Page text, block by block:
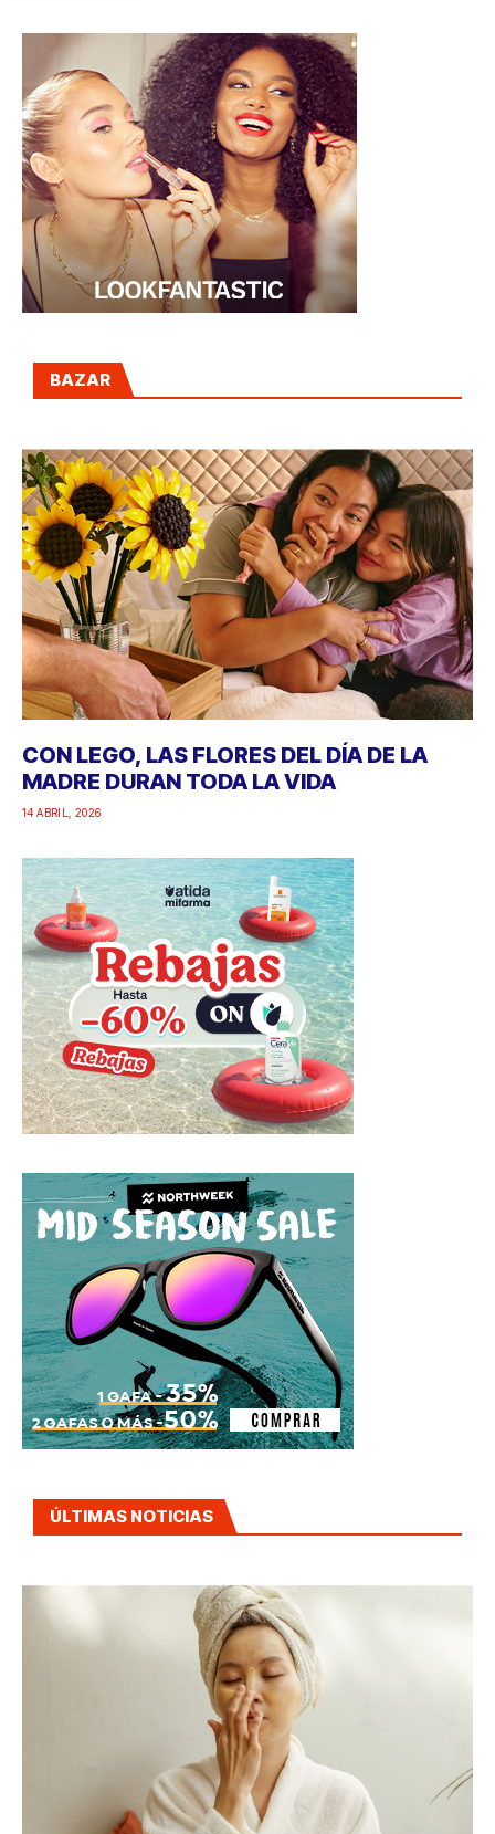
BAZAR
CON LEGO, LAS FLORES DEL DÍA DE LA
MADRE DURAN TODA LA VIDA
14 ABRIL, 2026
ÚLTIMAS NOTICIAS